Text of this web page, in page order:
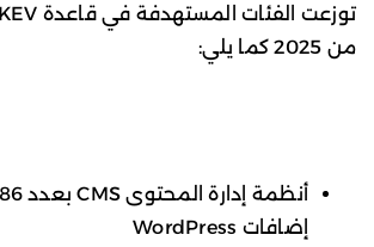
من 2025 كما يلي:
إضافات WordPress